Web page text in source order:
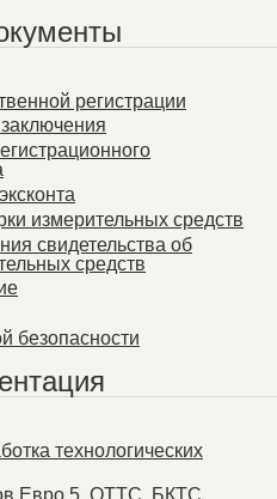
регистрации
измерительных средств
свидетельства об
средств
безопасности
технологических
Евро 5, ОТТС, БКТС